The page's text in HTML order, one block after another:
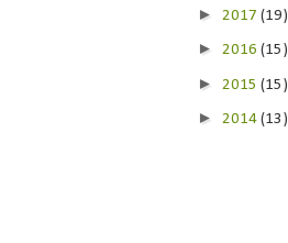
► 2017(19)
► 2016(15)
► 2015(15)
► 2014(13)